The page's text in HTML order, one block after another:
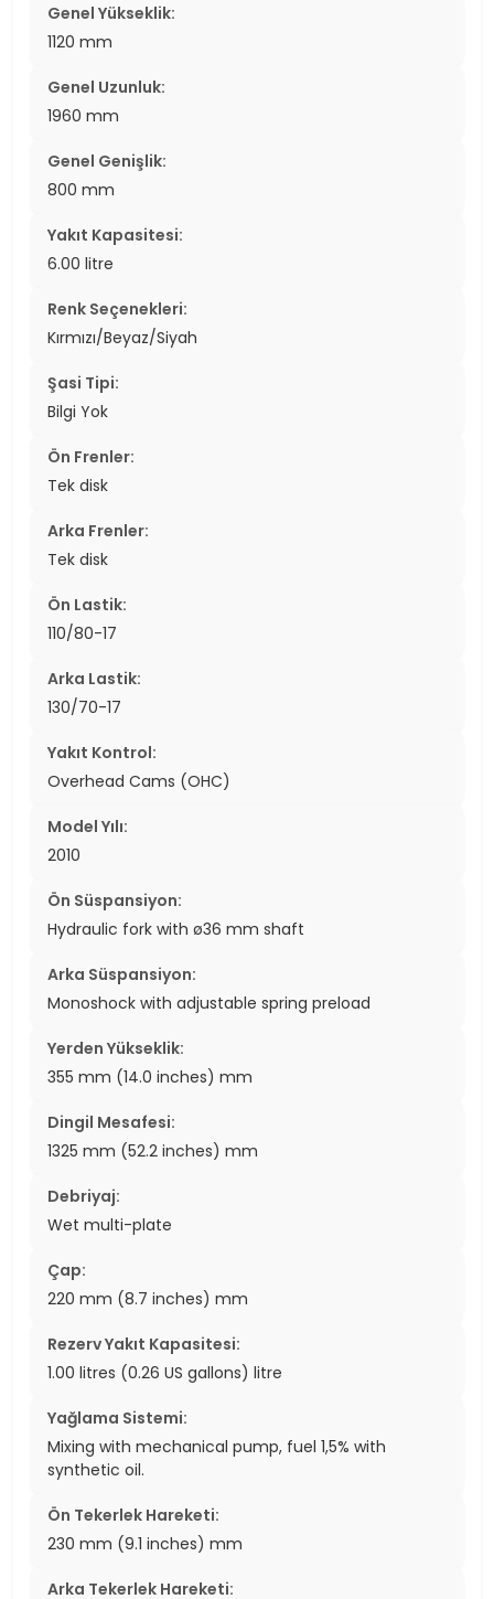
Genel Yükseklik:
1120 mm
Genel Uzunluk:
1960 mm
Genel Genişlik:
800 mm
Yakıt Kapasitesi:
6.00 litre
Renk Seçenekleri:
Kırmızı/Beyaz/Siyah
Şasi Tipi:
Bilgi Yok
Ön Frenler:
Tek disk
Arka Frenler:
Tek disk
Ön Lastik:
110/80-17
Arka Lastik:
130/70-17
Yakıt Kontrol:
Overhead Cams (OHC)
Model Yılı:
2010
Ön Süspansiyon:
Hydraulic fork with ø36 mm shaft
Arka Süspansiyon:
Monoshock with adjustable spring preload
Yerden Yükseklik:
355 mm (14.0 inches) mm
Dingil Mesafesi:
1325 mm (52.2 inches) mm
Debriyaj:
Wet multi-plate
Çap:
220 mm (8.7 inches) mm
Rezerv Yakıt Kapasitesi:
1.00 litres (0.26 US gallons) litre
Yağlama Sistemi:
Mixing with mechanical pump, fuel 1,5% with
synthetic oil.
Ön Tekerlek Hareketi:
230 mm (9.1 inches) mm
Arka Tekerlek Hareketi: